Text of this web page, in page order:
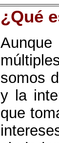
¿Qué
somos
y la
que